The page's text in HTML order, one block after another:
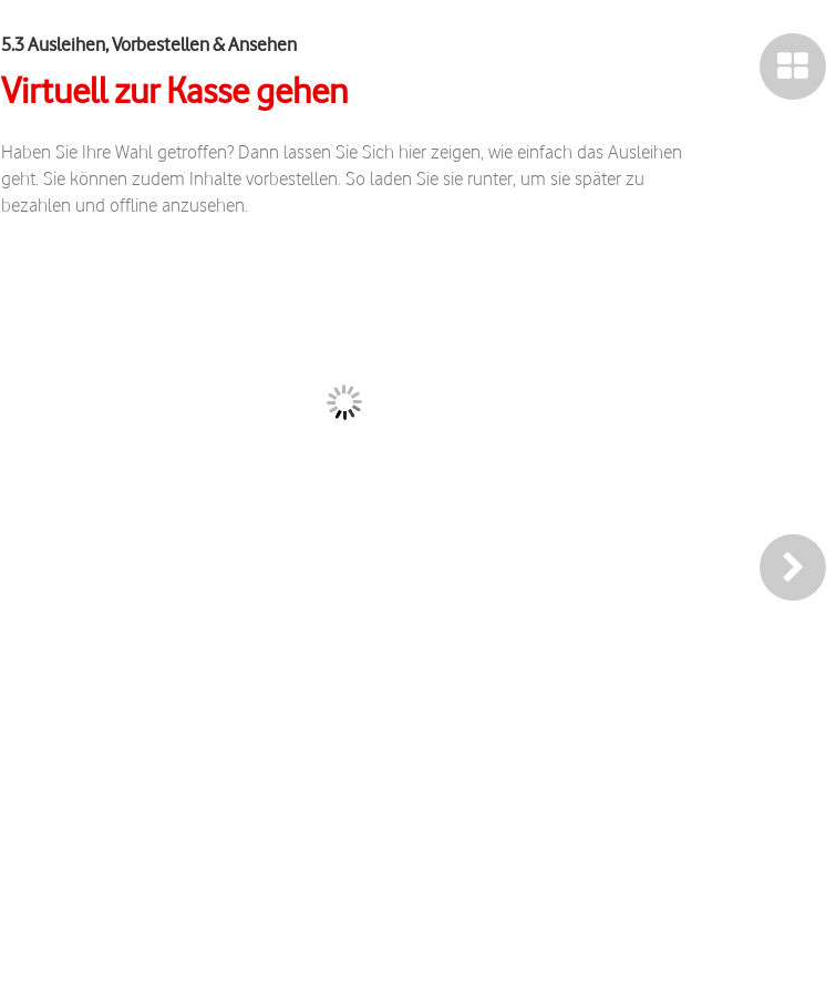
5.3 Ausleihen, Vorbestellen & Ansehen
Virtuell zur Kasse gehen
Haben Sie Ihre Wahl getroffen? Dann lassen Sie Sich hier zeigen, wie einfach das Ausleihen
geht. Sie können zudem Inhalte vorbestellen. So laden Sie sie runter, um sie später zu
bezahlen und offline anzusehen.